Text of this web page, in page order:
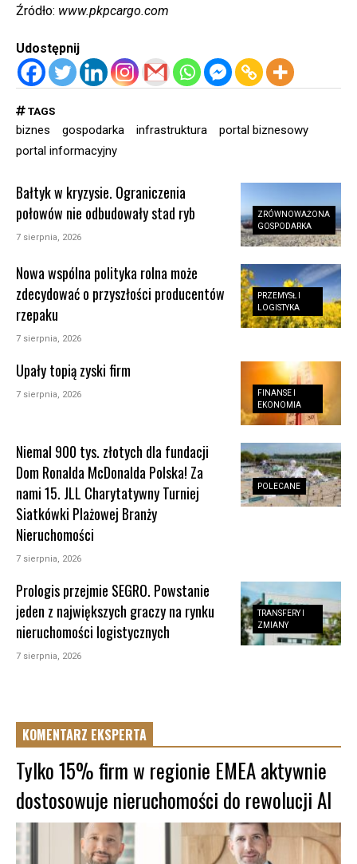
Źródło: www.pkpcargo.com
Udostępnij
TAGS
biznes gospodarka infrastruktura
portal biznesowy
portal informacyjny
ZRÓWNOWAŻONA
GOSPODARKA
Bałtyk w kryzysie. Ograniczenia
połowów nie odbudowały stad ryb
7 sierpnia, 2026
PRZEMYSŁ I
LOGISTYKA
Nowa wspólna polityka rolna może
zdecydować o przyszłości producentów
rzepaku
7 sierpnia, 2026
FINANSE I
EKONOMIA
Upały topią zyski firm
7 sierpnia, 2026
POLECANE
Niemal 900 tys. złotych dla fundacji
Dom Ronalda McDonalda Polska! Za
nami 15. JLL Charytatywny Turniej
Siatkówki Plażowej Branży
Nieruchomości
7 sierpnia, 2026
TRANSFERY I
ZMIANY
Prologis przejmie SEGRO. Powstanie
jeden z największych graczy na rynku
nieruchomości logistycznych
7 sierpnia, 2026
KOMENTARZ EKSPERTA
Tylko 15% firm w regionie EMEA aktywnie
dostosowuje nieruchomości do rewolucji AI